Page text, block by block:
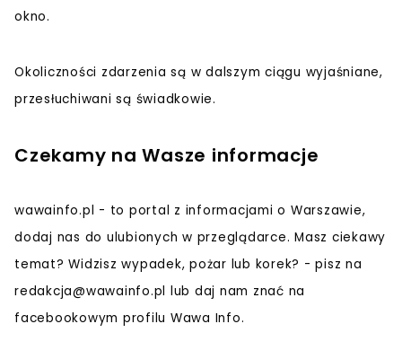
okno.
Okoliczności zdarzenia są w dalszym ciągu wyjaśniane,
przesłuchiwani są świadkowie.
Czekamy na Wasze informacje
wawainfo.pl - to portal z informacjami o Warszawie,
dodaj nas do ulubionych w przeglądarce. Masz ciekawy
temat? Widzisz wypadek, pożar lub korek? - pisz na
redakcja@wawainfo.pl lub daj nam znać na
facebookowym profilu Wawa Info.